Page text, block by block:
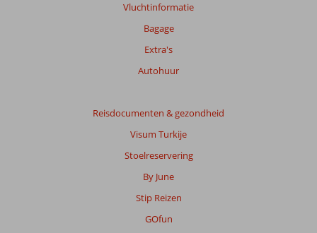
Vluchtinformatie
Bagage
Extra's
Autohuur
Reisdocumenten & gezondheid
Visum Turkije
Stoelreservering
By June
Stip Reizen
GOfun